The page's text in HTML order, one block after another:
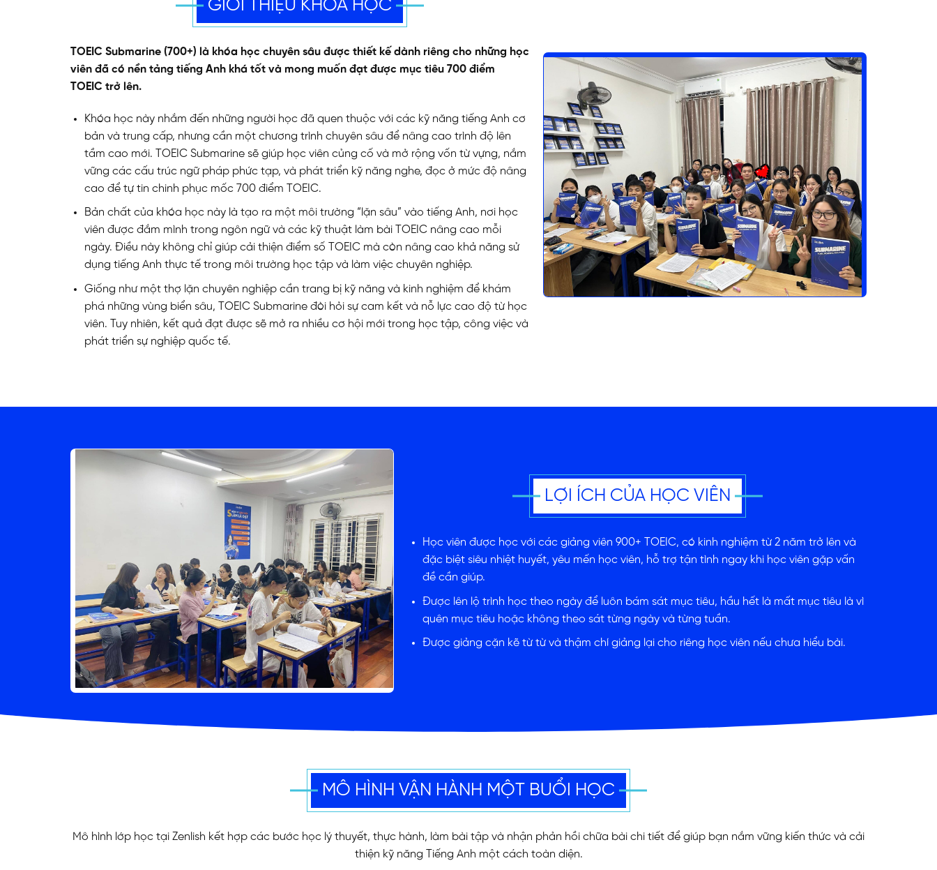
GIỚI THIỆU KHÓA HỌC
TOEIC Submarine (700+) là khóa học chuyên sâu được thiết kế dành riêng cho những học
viên đã có nền tảng tiếng Anh khá tốt và mong muốn đạt được mục tiêu 700 điểm
TOEIC trở lên.
Khóa học này nhắm đến những người học đã quen thuộc với các kỹ năng tiếng Anh cơ
bản và trung cấp, nhưng cần một chương trình chuyên sâu để nâng cao trình độ lên
tầm cao mới. TOEIC Submarine sẽ giúp học viên củng cố và mở rộng vốn từ vựng, nắm
vững các cấu trúc ngữ pháp phức tạp, và phát triển kỹ năng nghe, đọc ở mức độ nâng
cao để tự tin chinh phục mốc 700 điểm TOEIC.
Bản chất của khóa học này là tạo ra một môi trường “lặn sâu” vào tiếng Anh, nơi học
viên được đắm mình trong ngôn ngữ và các kỹ thuật làm bài TOEIC nâng cao mỗi
ngày. Điều này không chỉ giúp cải thiện điểm số TOEIC mà còn nâng cao khả năng sử
dụng tiếng Anh thực tế trong môi trường học tập và làm việc chuyên nghiệp.
Giống như một thợ lặn chuyên nghiệp cần trang bị kỹ năng và kinh nghiệm để khám
phá những vùng biển sâu, TOEIC Submarine đòi hỏi sự cam kết và nỗ lực cao độ từ học
viên. Tuy nhiên, kết quả đạt được sẽ mở ra nhiều cơ hội mới trong học tập, công việc và
phát triển sự nghiệp quốc tế.
LỢI ÍCH CỦA HỌC VIÊN
Học viên được học với các giảng viên 900+ TOEIC, có kinh nghiệm từ 2 năm trở lên và
đặc biệt siêu nhiệt huyết, yêu mến học viên, hỗ trợ tận tình ngay khi học viên gặp vấn
đề cần giúp.
Được lên lộ trình học theo ngày để luôn bám sát mục tiêu, hầu hết là mất mục tiêu là vì
quên mục tiêu hoặc không theo sát từng ngày và từng tuần.
Được giảng cặn kẽ từ từ và thậm chí giảng lại cho riêng học viên nếu chưa hiểu bài.
MÔ HÌNH VẬN HÀNH MỘT BUỔI HỌC
Mô hình lớp học tại Zenlish kết hợp các bước học lý thuyết, thực hành, làm bài tập và nhận phản hồi chữa bài chi tiết để giúp bạn nắm vững kiến thức và cải
thiện kỹ năng Tiếng Anh một cách toàn diện.